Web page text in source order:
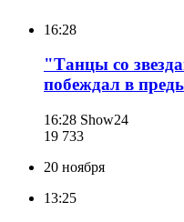
16:28
"Танцы со
побеждал в
16:28 Show24
19 733
20 ноября
13:25